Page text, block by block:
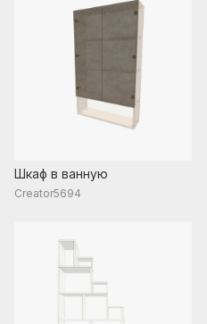
Шкаф в ванную
Creator5694